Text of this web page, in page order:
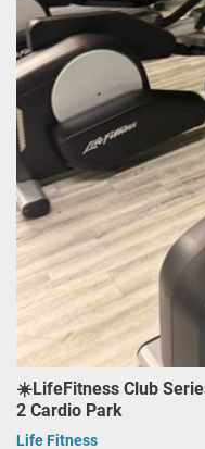
☀️LifeFitness Club
2 Cardio Park
Life Fitness